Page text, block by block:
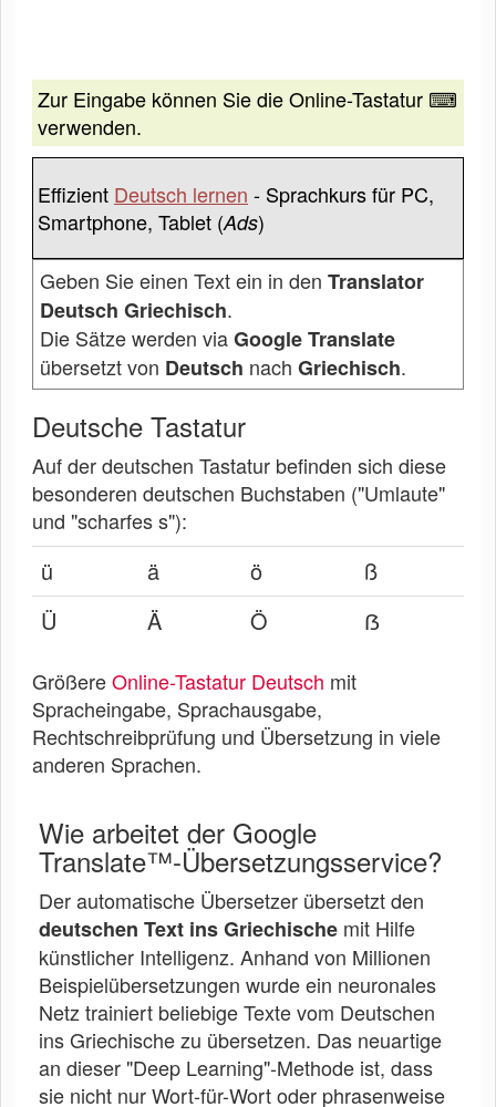
Zur Eingabe können Sie die Online-Tastatur ⌨
verwenden.
Effizient Deutsch lernen - Sprachkurs für PC,
Smartphone, Tablet (Ads)
Geben Sie einen Text ein in den Translator
Deutsch Griechisch.
Die Sätze werden viaGoogle Translate
übersetzt von Deutsch nach Griechisch.
Deutsche Tastatur
Auf der deutschen Tastatur befinden sich diese
besonderen deutschen Buchstaben ("Umlaute"
und "scharfes s"):
ü ä ö
ß
Ü
Ä Ö ẞ
GrößereOnline-Tastatur Deutsch mit
Spracheingabe, Sprachausgabe,
Rechtschreibprüfung und Übersetzung in viele
anderen Sprachen.
Wie arbeitet der Google
Translate™-Übersetzungsservice?
Der automatische Übersetzer übersetzt den
deutschen Text ins Griechische mit Hilfe
künstlicher Intelligenz. Anhand von Millionen
Beispielübersetzungen wurde ein neuronales
Netz trainiert beliebige Texte vom Deutschen
ins Griechische zu übersetzen. Das neuartige
an dieser "Deep Learning"-Methode ist, dass
sie nicht nur Wort-für-Wort oder phrasenweise